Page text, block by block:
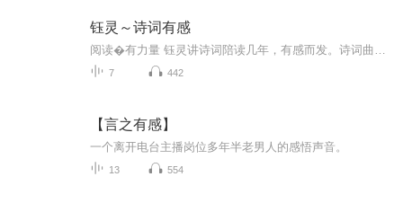
钰灵～诗词有感
7 442
【言之有感】
一个离开电台主播岗位多年半老男人的感悟声音。
13 554